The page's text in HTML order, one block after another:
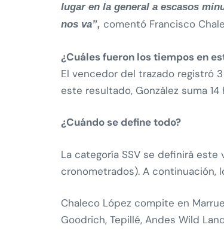
lugar en la general a escasos
nos va”, comentó Francisco
¿Cuáles fueron los tiempos en
El vencedor del trazado registró
este resultado, González suma
¿Cuándo se define todo?
La categoría SSV se definirá
cronometrados). A continuación,
Chaleco López compite en
Goodrich, Tepillé, Andes Wild